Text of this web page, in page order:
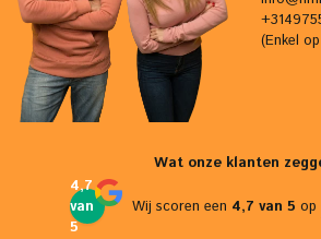
(Enkel
Wat onze klanten
4,7
van
5
Wij scoren een 4,7 van 5 op